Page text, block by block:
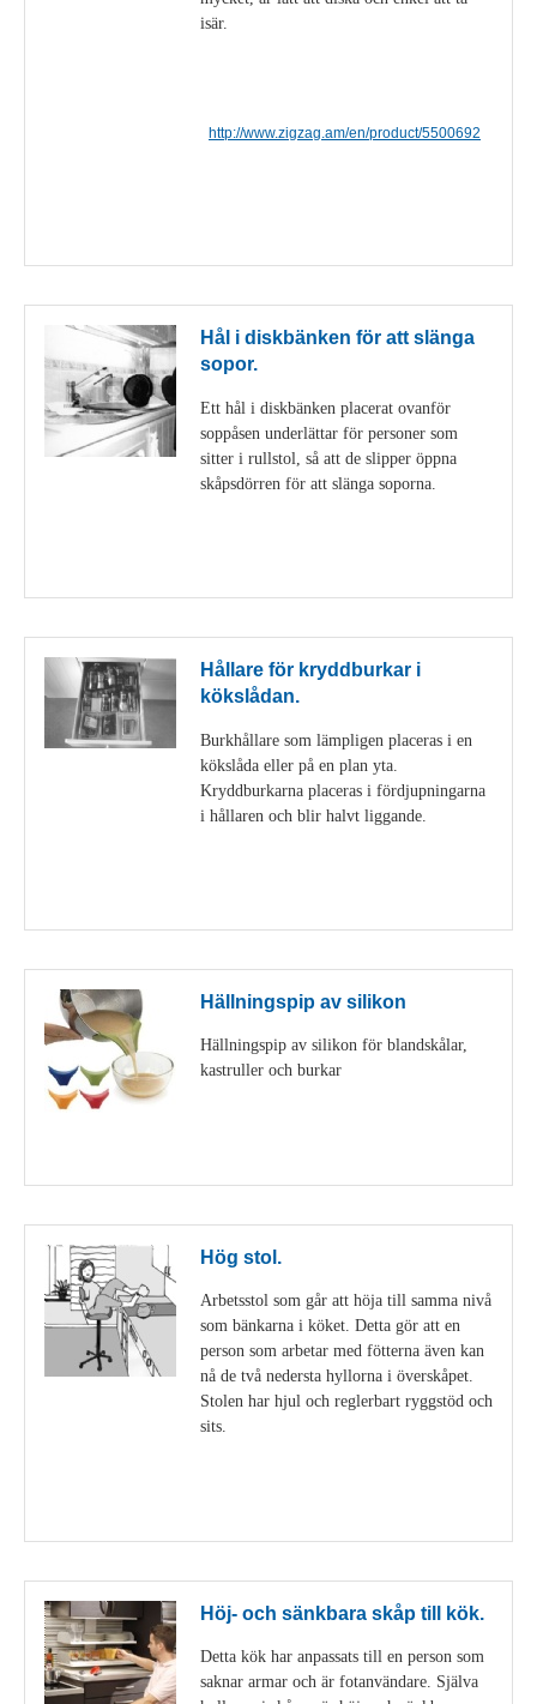
isär.
http://www.zigzag.am/en/product/5500692
Hål i diskbänken för att slänga
sopor.
Ett hål i diskbänken placerat ovanför
soppåsen underlättar för personer som
sitter i rullstol, så att de slipper öppna
skåpsdörren för att slänga soporna.
Hållare för kryddburkar i
kökslådan.
Burkhållare som lämpligen placeras i en
kökslåda eller på en plan yta.
Kryddburkarna placeras i fördjupningarna
i hållaren och blir halvt liggande.
Hällningspip av silikon
Hällningspip av silikon för blandskålar,
kastruller och burkar
Hög stol.
Arbetsstol som går att höja till samma nivå
som bänkarna i köket. Detta gör att en
person som arbetar med fötterna även kan
nå de två nedersta hyllorna i överskåpet.
Stolen har hjul och reglerbart ryggstöd och
sits.
Höj- och sänkbara skåp till kök.
Detta kök har anpassats till en person som
saknar armar och är fotanvändare. Själva